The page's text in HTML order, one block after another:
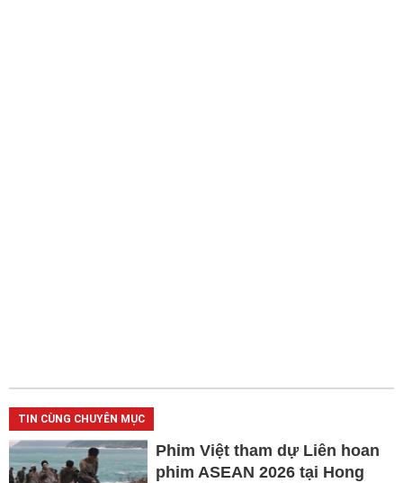
TIN CÙNG CHUYÊN MỤC
Phim Việt tham dự Liên hoan
phim ASEAN 2026 tại Hong